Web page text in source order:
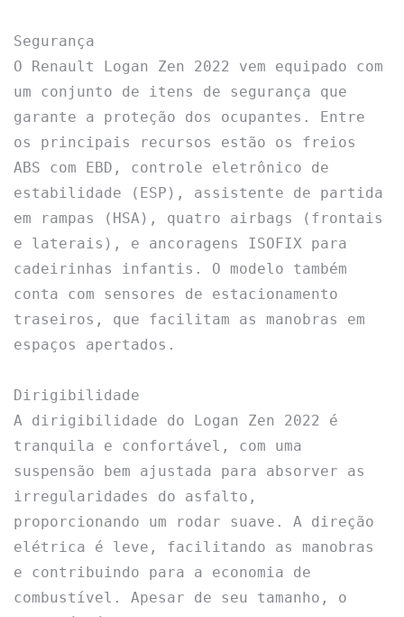
Segurança
O Renault Logan Zen 2022 vem equipado com
um conjunto de itens de segurança que
garante a proteção dos ocupantes. Entre
os principais recursos estão os freios
ABS com EBD, controle eletrônico de
estabilidade (ESP), assistente de partida
em rampas (HSA), quatro airbags (frontais
e laterais), e ancoragens ISOFIX para
cadeirinhas infantis. O modelo também
conta com sensores de estacionamento
traseiros, que facilitam as manobras em
espaços apertados.
Dirigibilidade
A dirigibilidade do Logan Zen 2022 é
tranquila e confortável, com uma
suspensão bem ajustada para absorver as
irregularidades do asfalto,
proporcionando um rodar suave. A direção
elétrica é leve, facilitando as manobras
e contribuindo para a economia de
combustível. Apesar de seu tamanho, o